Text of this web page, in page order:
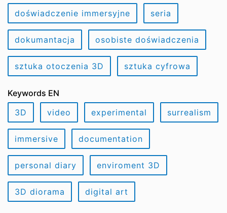
doświadczenie immersyjne seria
dokumantacja osobiste doświadczenia
sztuka otoczenia 3D sztuka cyfrowa
Keywords EN
3D
video experimental surrealism
immersive documentation
personal diary enviroment 3D
3D diorama digital art